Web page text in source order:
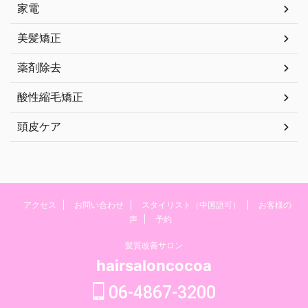
家電
美髪矯正
薬剤除去
酸性縮毛矯正
頭皮ケア
アクセス お問い合わせ スタイリスト（中国語可）
お客様の
声
予約
髪質改善サロン
hairsaloncocoa
06-4867-3200